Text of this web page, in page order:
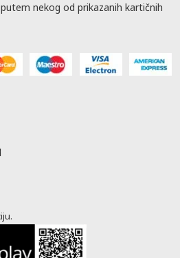
nekog od prikazanih kartičnih